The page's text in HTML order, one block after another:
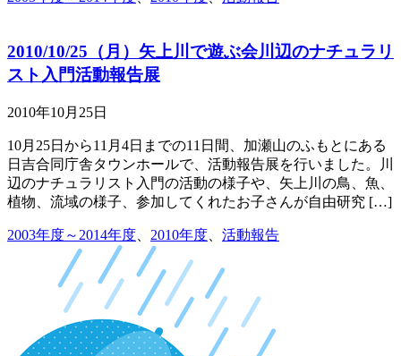
2010/10/25（月）矢上川で遊ぶ会川辺のナチュラリ
スト入門活動報告展
2010年10月25日
10月25日から11月4日までの11日間、加瀬山のふもとにある
日吉合同庁舎タウンホールで、活動報告展を行いました。川
辺のナチュラリスト入門の活動の様子や、矢上川の鳥、魚、
植物、流域の様子、参加してくれたお子さんが自由研究 […]
2003年度～2014年度 2010年度 活動報告